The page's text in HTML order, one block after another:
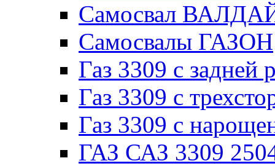
Самосвал
Самосвалы ГАЗОН
Газ 3309 с задней
Газ 3309 с
Газ 3309 с
ГАЗ САЗ 3309